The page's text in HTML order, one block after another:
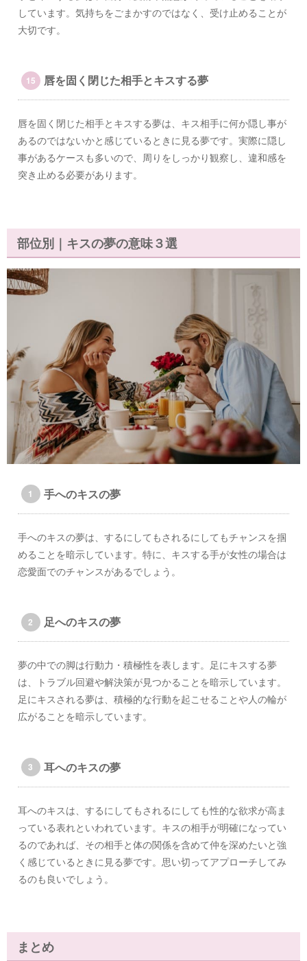
しています。気持ちをごまかすのではなく、受け止めることが
大切です。
唇を固く閉じた相手とキスする夢
唇を固く閉じた相手とキスする夢は、キス相手に何か隠し事が
あるのではないかと感じているときに見る夢です。実際に隠し
事があるケースも多いので、周りをしっかり観察し、違和感を
突き止める必要があります。
部位別｜キスの夢の意味３選
手へのキスの夢
手へのキスの夢は、するにしてもされるにしてもチャンスを掴
めることを暗示しています。特に、キスする手が女性の場合は
恋愛面でのチャンスがあるでしょう。
足へのキスの夢
夢の中での脚は行動力・積極性を表します。足にキスする夢
は、トラブル回避や解決策が見つかることを暗示しています。
足にキスされる夢は、積極的な行動を起こせることや人の輪が
広がることを暗示しています。
耳へのキスの夢
耳へのキスは、するにしてもされるにしても性的な欲求が高ま
っている表れといわれています。キスの相手が明確になってい
るのであれば、その相手と体の関係を含めて仲を深めたいと強
く感じているときに見る夢です。思い切ってアプローチしてみ
るのも良いでしょう。
まとめ